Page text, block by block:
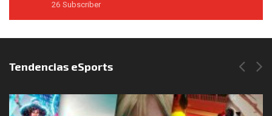
26 Subscriber
Síguenos en Instagram
Tendencias eSports